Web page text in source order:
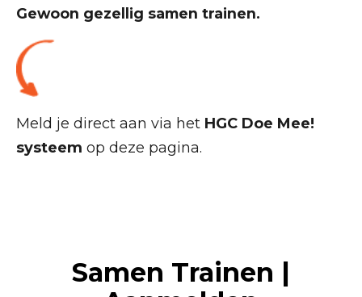
Gewoon gezellig samen trainen.
Meld je direct aan via het HGC Doe Mee!
systeem op deze pagina.
Samen Trainen |